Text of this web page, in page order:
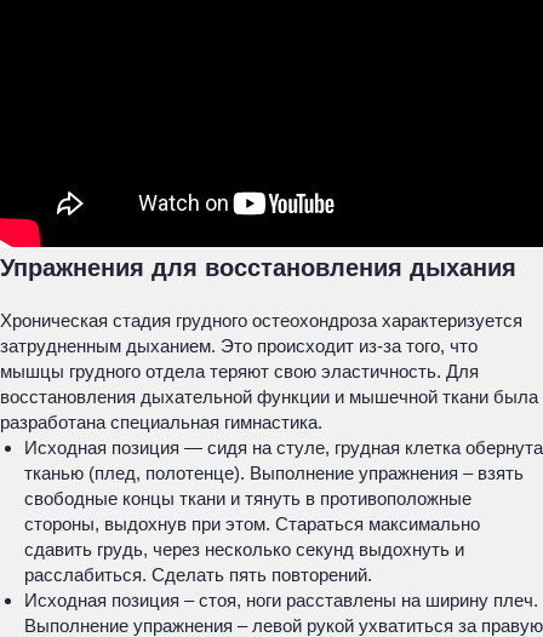
Упражнения для восстановления дыхания
Хроническая стадия грудного остеохондроза характеризуется
затрудненным дыханием. Это происходит из-за того, что
мышцы грудного отдела теряют свою эластичность. Для
восстановления дыхательной функции и мышечной ткани была
разработана специальная гимнастика.
Исходная позиция — сидя на стуле, грудная клетка обернута
тканью (плед, полотенце). Выполнение упражнения – взять
свободные концы ткани и тянуть в противоположные
стороны, выдохнув при этом. Стараться максимально
сдавить грудь, через несколько секунд выдохнуть и
расслабиться. Сделать пять повторений.
Исходная позиция – стоя, ноги расставлены на ширину плеч.
Выполнение упражнения – левой рукой ухватиться за правую